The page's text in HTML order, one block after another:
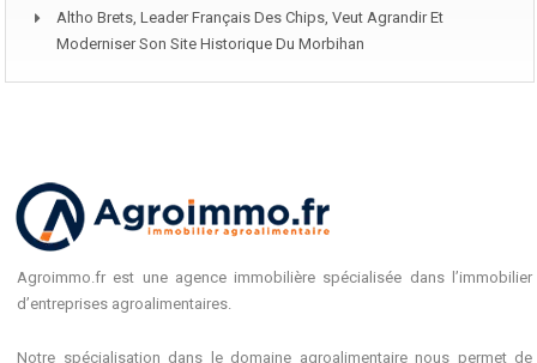
Altho Brets, Leader Français Des Chips, Veut Agrandir Et
Moderniser Son Site Historique Du Morbihan
Agroimmo.fr est une agence immobilière spécialisée dans l’immobilier
d’entreprises agroalimentaires.
Notre spécialisation dans le domaine agroalimentaire nous permet de